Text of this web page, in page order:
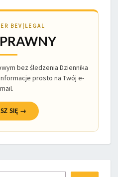
BEV|LEGAL
bez śledzenia Dziennika
prosto na Twój e-
mail.
SIĘ →